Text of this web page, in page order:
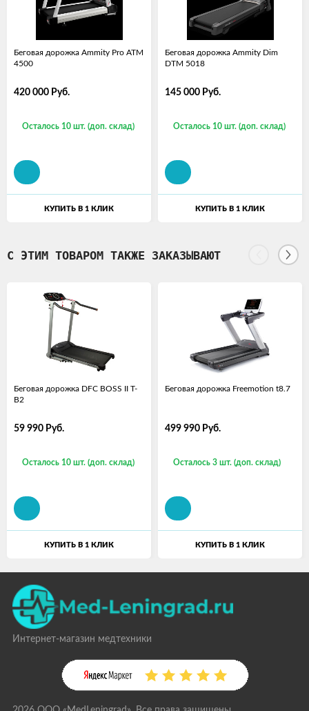
Беговая дорожка Ammity Pro ATM
4500
420 000 Руб.
Осталось 10 шт. (доп. склад)
КУПИТЬ В 1 КЛИК
Беговая дорожка Ammity Dim
DTM 5018
145 000 Руб.
Осталось 10 шт. (доп. склад)
КУПИТЬ В 1 КЛИК
С ЭТИМ ТОВАРОМ ТАКЖЕ ЗАКАЗЫВАЮТ
Беговая дорожка DFC BOSS II T-
B2
59 990 Руб.
Осталось 10 шт. (доп. склад)
КУПИТЬ В 1 КЛИК
Беговая дорожка Freemotion t8.7
499 990 Руб.
Осталось 3 шт. (доп. склад)
КУПИТЬ В 1 КЛИК
Интернет-магазин медтехники